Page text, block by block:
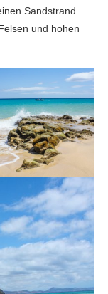
Sandstrand
und hohen